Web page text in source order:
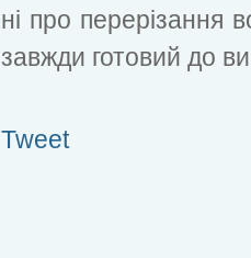
ні про перерізання
завжди готовий до
Tweet